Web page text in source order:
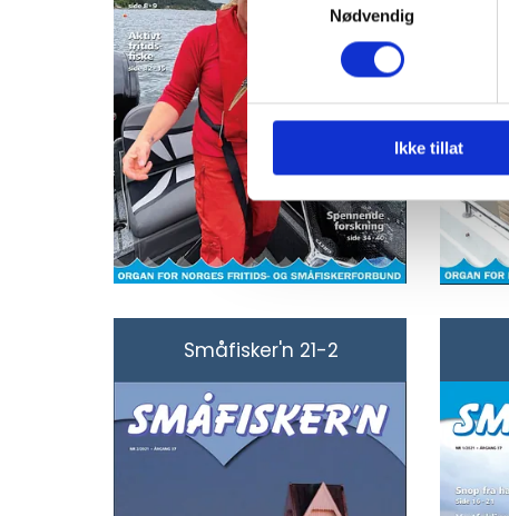
Nødvendig
Ikke tillat
Småfisker'n 21-2